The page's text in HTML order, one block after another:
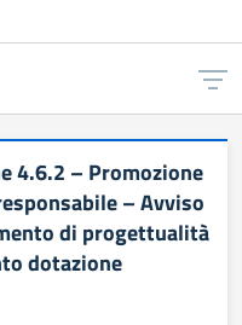
4.6.2 – Promozione
– Avviso
di progettualità
dotazione